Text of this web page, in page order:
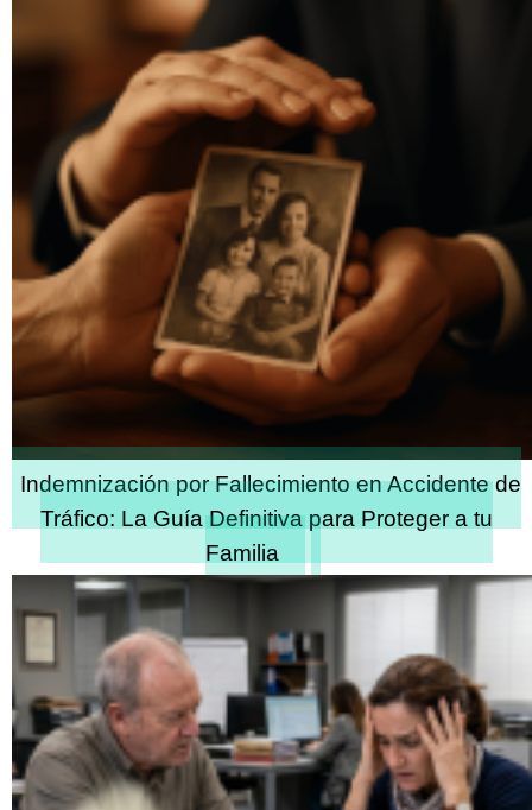
Indemnización por Fallecimiento en Accidente de
Tráfico: La Guía Definitiva para Proteger a tu
Familia